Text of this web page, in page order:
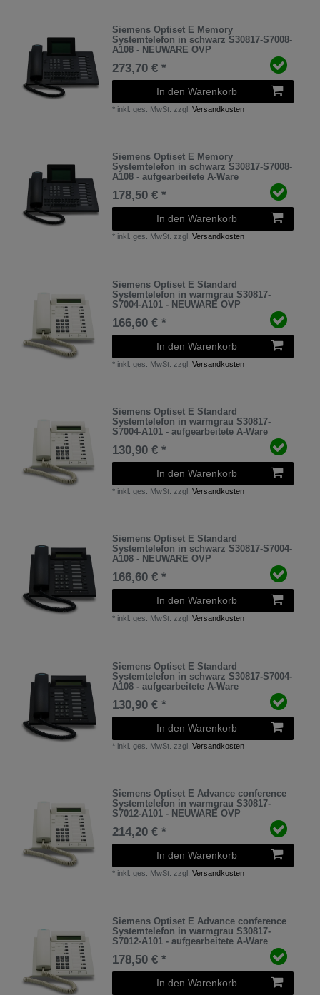
Siemens Optiset E Memory
Systemtelefon in schwarz S30817-S7008-
A108 - NEUWARE OVP
273,70 € *
In den Warenkorb
* inkl. ges. MwSt. zzgl.Versandkosten
Siemens Optiset E Memory
Systemtelefon in schwarz S30817-S7008-
A108 - aufgearbeitete A-Ware
178,50 € *
In den Warenkorb
* inkl. ges. MwSt. zzgl.Versandkosten
Siemens Optiset E Standard
Systemtelefon in warmgrau S30817-
S7004-A101 - NEUWARE OVP
166,60 € *
In den Warenkorb
* inkl. ges. MwSt. zzgl.Versandkosten
Siemens Optiset E Standard
Systemtelefon in warmgrau S30817-
S7004-A101 - aufgearbeitete A-Ware
130,90 € *
In den Warenkorb
* inkl. ges. MwSt. zzgl.Versandkosten
Siemens Optiset E Standard
Systemtelefon in schwarz S30817-S7004-
A108 - NEUWARE OVP
166,60 € *
In den Warenkorb
* inkl. ges. MwSt. zzgl.Versandkosten
Siemens Optiset E Standard
Systemtelefon in schwarz S30817-S7004-
A108 - aufgearbeitete A-Ware
130,90 € *
In den Warenkorb
* inkl. ges. MwSt. zzgl.Versandkosten
Siemens Optiset E Advance conference
Systemtelefon in warmgrau S30817-
S7012-A101 - NEUWARE OVP
214,20 € *
In den Warenkorb
* inkl. ges. MwSt. zzgl.Versandkosten
Siemens Optiset E Advance conference
Systemtelefon in warmgrau S30817-
S7012-A101 - aufgearbeitete A-Ware
178,50 € *
In den Warenkorb